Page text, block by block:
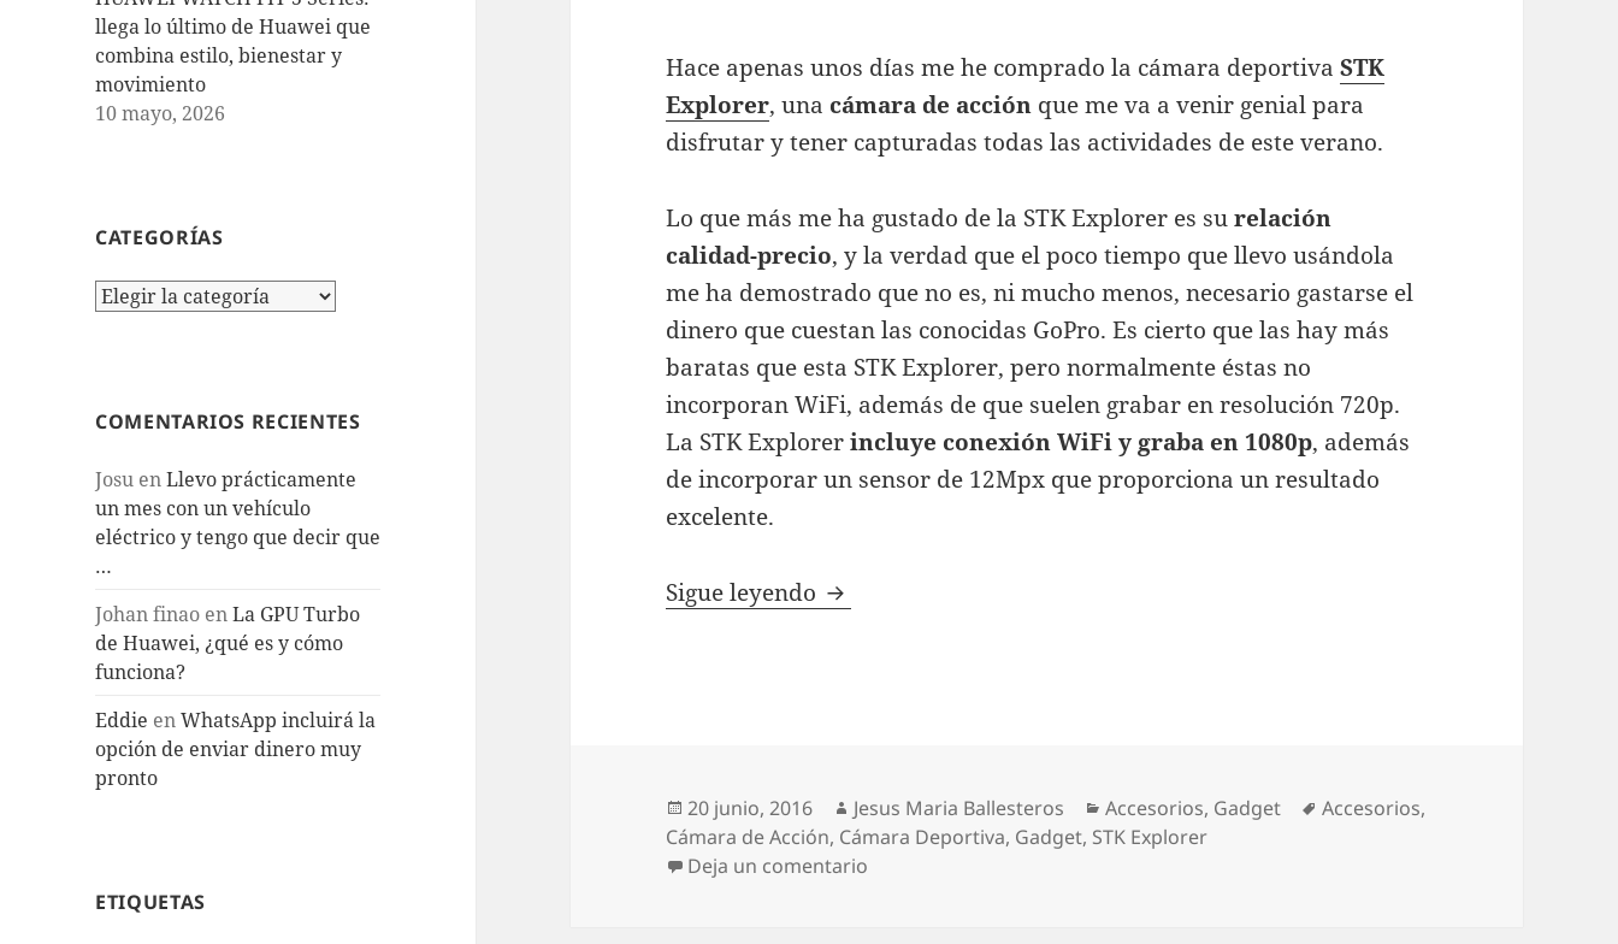
llega lo último de Huawei que
combina estilo, bienestar y
movimiento
10 mayo, 2026
CATEGORÍAS
Categorías
COMENTARIOS RECIENTES
Josu enLlevo prácticamente
un mes con un vehículo
eléctrico y tengo que decir que
…
Johan finao enLa GPU Turbo
de Huawei, ¿qué es y cómo
funciona?
Eddie enWhatsApp incluirá la
opción de enviar dinero muy
pronto
ETIQUETAS
Hace apenas unos días me he comprado la cámara deportivaSTK
Explorer, una cámara de acción que me va a venir genial para
disfrutar y tener capturadas todas las actividades de este verano.
Lo que más me ha gustado de la STK Explorer es surelación
calidad-precio, y la verdad que el poco tiempo que llevo usándola
me ha demostrado que no es, ni mucho menos, necesario gastarse el
dinero que cuestan las conocidas GoPro. Es cierto que las hay más
baratas que esta STK Explorer, pero normalmente éstas no
incorporan WiFi, además de que suelen grabar en resolución 720p.
La STK Explorerincluye conexión WiFi y graba en 1080p, además
de incorporar un sensor de 12Mpx que proporciona un resultado
excelente.
Sigue leyendo STK Explorer, una cámara deportiva increíble
Publicado
el
20 junio, 2016 Autor
Jesus Maria Ballesteros Categorías
Accesorios, Gadget Etiquetas
Accesorios,
Cámara de Acción, Cámara Deportiva, Gadget, STK Explorer
Deja un comentario